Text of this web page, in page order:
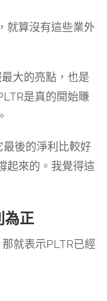
就算沒有這些業外
大的亮點，也是
是真的開始賺
後的淨利比較好
起來的。我覺得這
為正
就表示PLTR已經